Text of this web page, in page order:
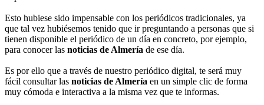
Esto hubiese sido impensable con los periódicos tradicionales, ya
que tal vez hubiésemos tenido que ir preguntando a personas que si
tienen disponible el periódico de un día en concreto, por ejemplo,
para conocer las noticias de Almería de ese día.
Es por ello que a través de nuestro periódico digital, te será muy
fácil consultar las noticias de Almería en un simple clic de forma
muy cómoda e interactiva a la misma vez que te informas.